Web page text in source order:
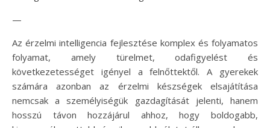
—
Az érzelmi intelligencia fejlesztése komplex és folyamatos
folyamat, amely türelmet, odafigyelést és
következetességet igényel a felnőttektől. A gyerekek
számára azonban az érzelmi készségek elsajátítása
nemcsak a személyiségük gazdagítását jelenti, hanem
hosszú távon hozzájárul ahhoz, hogy boldogabb,